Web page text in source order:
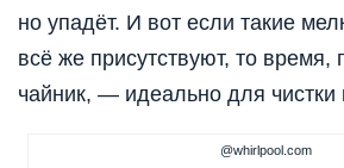
но упадёт. И вот если такие
всё же присутствуют, то время,
чайник, — идеально для чистки
@whirlpool.com